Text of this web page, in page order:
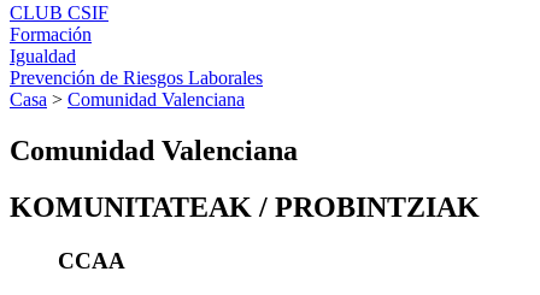
CLUB CSIF
Formación
Igualdad
Prevención de Riesgos Laborales
Casa > Comunidad Valenciana
Comunidad Valenciana
KOMUNITATEAK / PROBINTZIAK
CCAA